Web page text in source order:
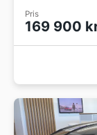
Pris
169 900